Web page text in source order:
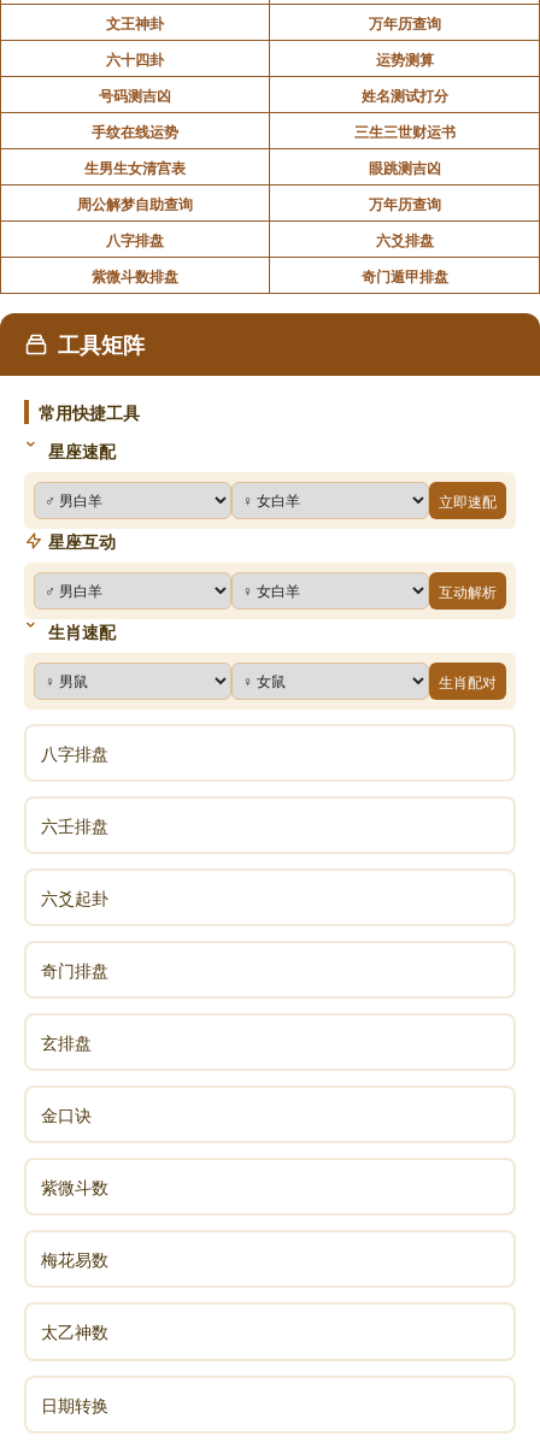
刘素青老菩萨自在往生现场实况系列专题7
刘素青老菩萨自在往生现场实况系列专题8
文王神卦
万年历查询
六十四卦
运势测算
号码测吉凶
姓名测试打分
手纹在线运势
三生三世财运书
生男生女清宫表
眼跳测吉凶
周公解梦自助查询
万年历查询
八字排盘
六爻排盘
紫微斗数排盘
奇门遁甲排盘
工具矩阵
常用快捷工具
星座速配
立即速配
星座互动
互动解析
生肖速配
生肖配对
八字排盘
六壬排盘
六爻起卦
奇门排盘
玄排盘
金口诀
紫微斗数
梅花易数
太乙神数
日期转换